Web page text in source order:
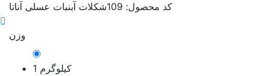
شکلات آبنبات عسلی آناتا کد محصول: 109
وزن
1 کیلوگرم